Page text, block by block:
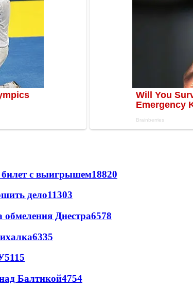
с выигрышем18820
дело11303
обмеления Днестра6578
6335
5115
Балтикой4754